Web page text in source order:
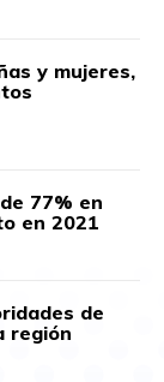
y mujeres,
77% en
en 2021
de
región